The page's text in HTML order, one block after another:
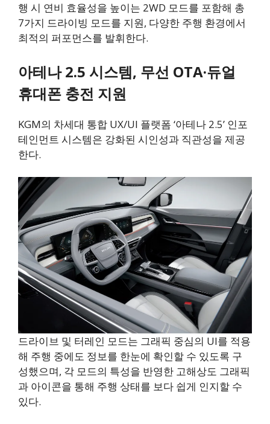
행 시 연비 효율성을 높이는 2WD 모드를 포함해 총
7가지 드라이빙 모드를 지원, 다양한 주행 환경에서
최적의 퍼포먼스를 발휘한다.
아테나 2.5 시스템, 무선 OTA·듀얼
휴대폰 충전 지원
KGM의 차세대 통합 UX/UI 플랫폼 ‘아테나 2.5’ 인포
테인먼트 시스템은 강화된 시인성과 직관성을 제공
한다.
드라이브 및 터레인 모드는 그래픽 중심의 UI를 적용
해 주행 중에도 정보를 한눈에 확인할 수 있도록 구
성했으며, 각 모드의 특성을 반영한 고해상도 그래픽
과 아이콘을 통해 주행 상태를 보다 쉽게 인지할 수
있다.